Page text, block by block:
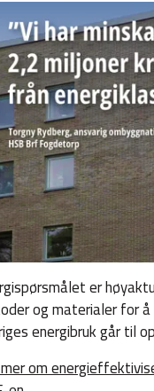
er
og materialer for
energibruk går til
om